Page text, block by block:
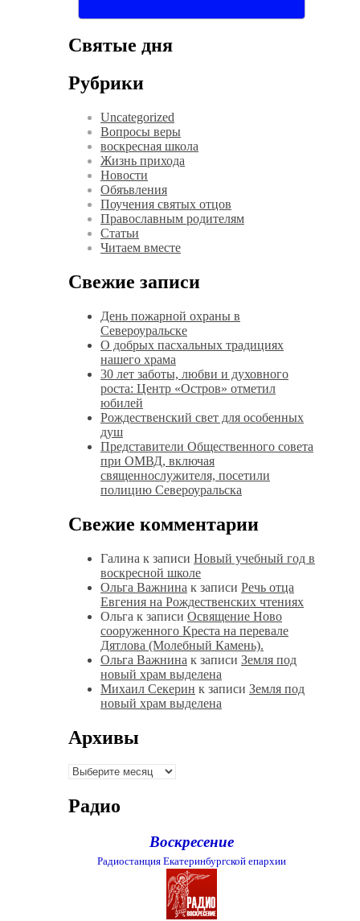
Святые дня
Рубрики
Uncategorized
Вопросы веры
воскресная школа
Жизнь прихода
Новости
Обяъвления
Поучения святых отцов
Православным родителям
Статьи
Читаем вместе
Свежие записи
День пожарной охраны в
Североуральске
О добрых пасхальных традициях
нашего храма
30 лет заботы, любви и духовного
роста: Центр «Остров» отметил
юбилей
Рождественский свет для особенных
душ
Представители Общественного совета
при ОМВД, включая
священнослужителя, посетили
полицию Североуральска
Свежие комментарии
Галина к записи Новый учебный год в
воскресной школе
Ольга Важнина к записи Речь отца
Евгения на Рождественских чтениях
Ольга к записи Освящение Ново
сооруженного Креста на перевале
Дятлова (Молебный Камень).
Ольга Важнина к записи Земля под
новый храм выделена
Михаил Секерин к записи Земля под
новый храм выделена
Архивы
Архивы
Радио
Воскресение
Радиостанция Екатеринбургской епархии